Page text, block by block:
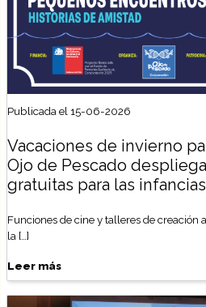
Publicada el 15-06-2026
Vacaciones de invierno
Ojo de Pescado
gratuitas para las infancias
Funciones de cine y talleres de
la […]
Leer más